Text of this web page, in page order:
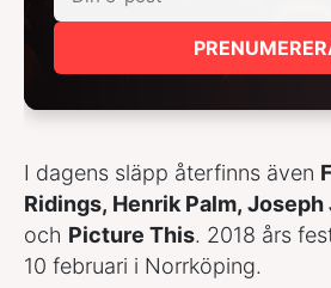
I dagens släpp återfinns även
Ridings, Henrik Palm, Joseph
och Picture This. 2018 års
10 februari i Norrköping.